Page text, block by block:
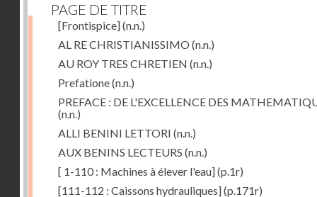
PAGE DE TITRE
[Frontispice](n.n.)
AL RE CHRISTIANISSIMO (n.n.)
AU ROY TRES CHRETIEN (n.n.)
Prefatione(n.n.)
PREFACE : DE L'EXCELLENCE DES
(n.n.)
ALLI BENINI LETTORI (n.n.)
AUX BENINS LECTEURS (n.n.)
[ 1-110 : Machines à élever l'eau](p.1r)
[111-112 : Caissons hydrauliques](p.171r)